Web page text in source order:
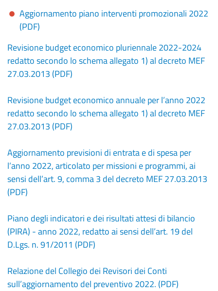
Aggiornamento piano interventi promozionali 2022
(PDF)
Revisione budget economico pluriennale 2022-2024
redatto secondo lo schema allegato 1) al decreto MEF
27.03.2013 (PDF)
Revisione budget economico annuale per l’anno 2022
redatto secondo lo schema allegato 1) al decreto MEF
27.03.2013 (PDF)
Aggiornamento previsioni di entrata e di spesa per
l’anno 2022, articolato per missioni e programmi, ai
sensi dell’art. 9, comma 3 del decreto MEF 27.03.2013
(PDF)
Piano degli indicatori e dei risultati attesi di bilancio
(PIRA) - anno 2022, redatto ai sensi dell’art. 19 del
D.Lgs. n. 91/2011 (PDF)
Relazione del Collegio dei Revisori dei Conti
sull’aggiornamento del preventivo 2022. (PDF)